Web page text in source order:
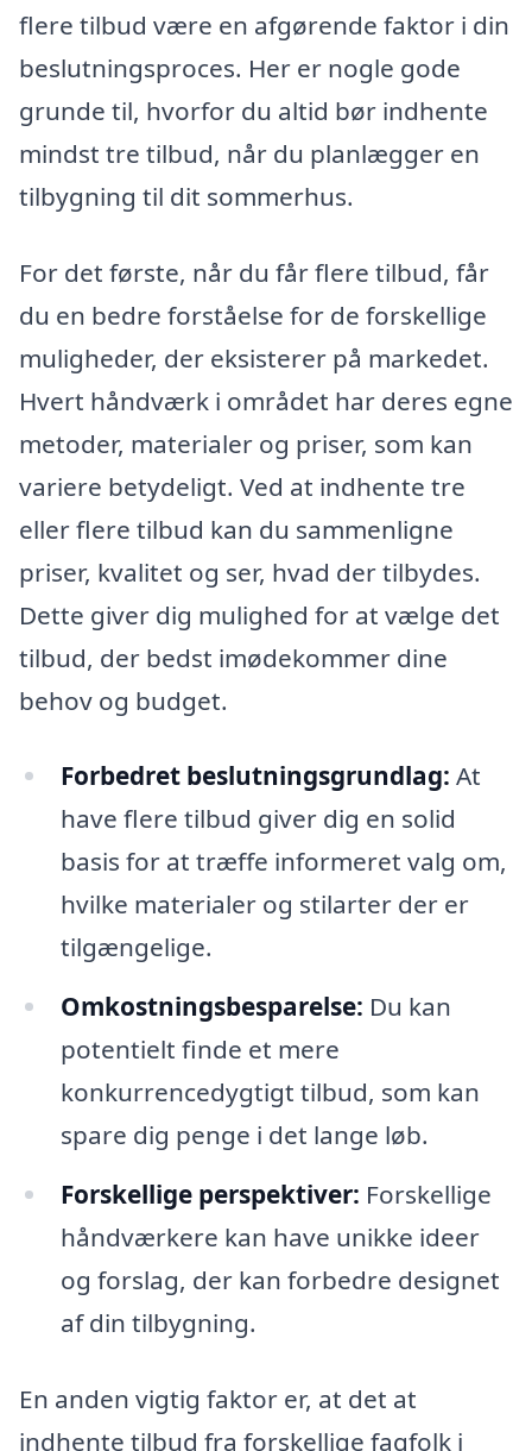
flere tilbud være en afgørende faktor i din
beslutningsproces. Her er nogle gode
grunde til, hvorfor du altid bør indhente
mindst tre tilbud, når du planlægger en
tilbygning til dit sommerhus.
For det første, når du får flere tilbud, får
du en bedre forståelse for de forskellige
muligheder, der eksisterer på markedet.
Hvert håndværk i området har deres egne
metoder, materialer og priser, som kan
variere betydeligt. Ved at indhente tre
eller flere tilbud kan du sammenligne
priser, kvalitet og ser, hvad der tilbydes.
Dette giver dig mulighed for at vælge det
tilbud, der bedst imødekommer dine
behov og budget.
Forbedret beslutningsgrundlag: At
have flere tilbud giver dig en solid
basis for at træffe informeret valg om,
hvilke materialer og stilarter der er
tilgængelige.
Omkostningsbesparelse: Du kan
potentielt finde et mere
konkurrencedygtigt tilbud, som kan
spare dig penge i det lange løb.
Forskellige perspektiver: Forskellige
håndværkere kan have unikke ideer
og forslag, der kan forbedre designet
af din tilbygning.
En anden vigtig faktor er, at det at
indhente tilbud fra forskellige fagfolk i